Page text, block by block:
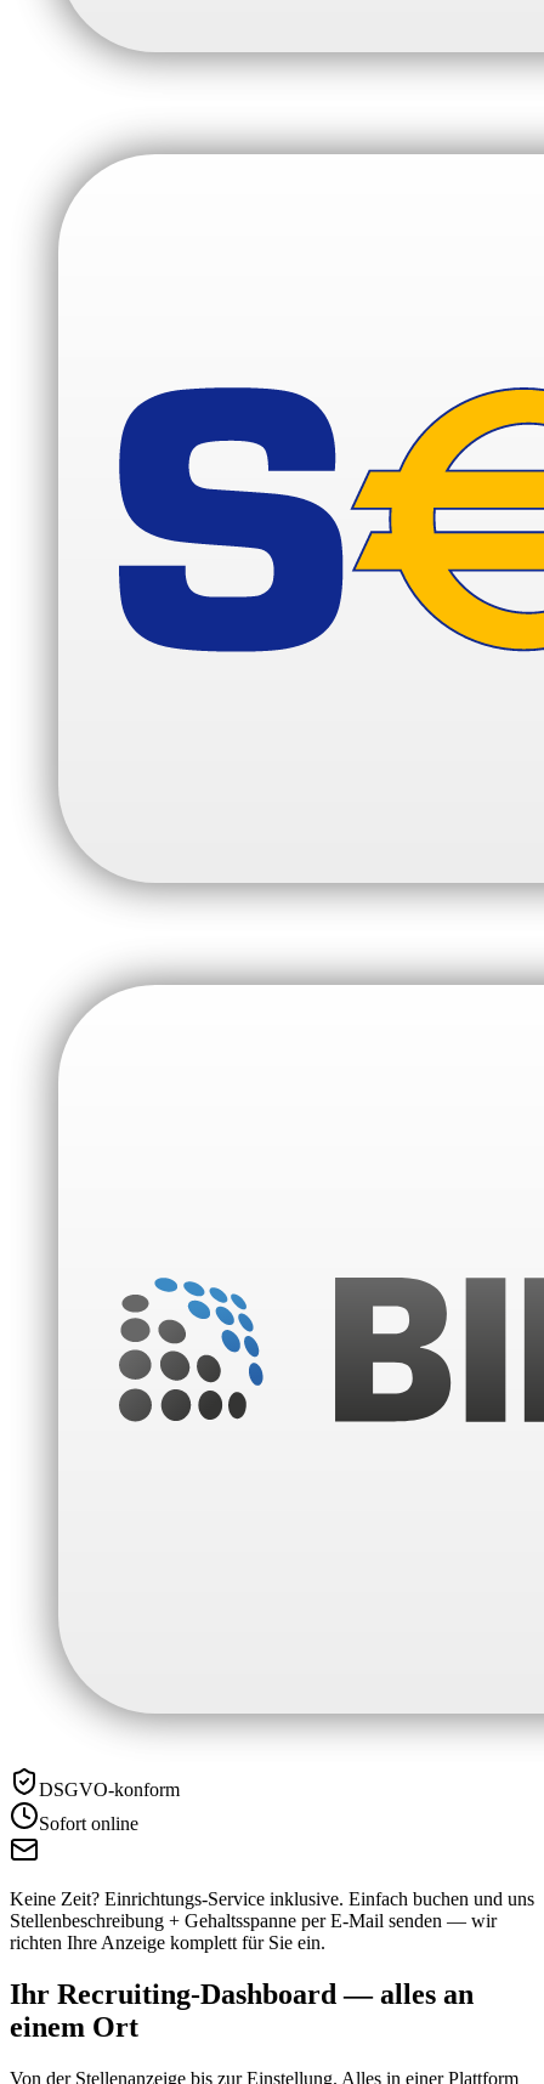
DSGVO-konform
Sofort online
Keine Zeit? Einrichtungs-Service inklusive. Einfach buchen und uns
Stellenbeschreibung + Gehaltsspanne per E-Mail senden — wir
richten Ihre Anzeige komplett für Sie ein.
Ihr Recruiting-Dashboard — alles an
einem Ort
Von der Stellenanzeige bis zur Einstellung. Alles in einer Plattform